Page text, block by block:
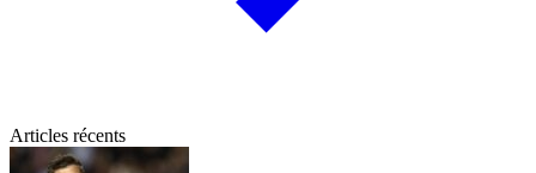
Articles récents